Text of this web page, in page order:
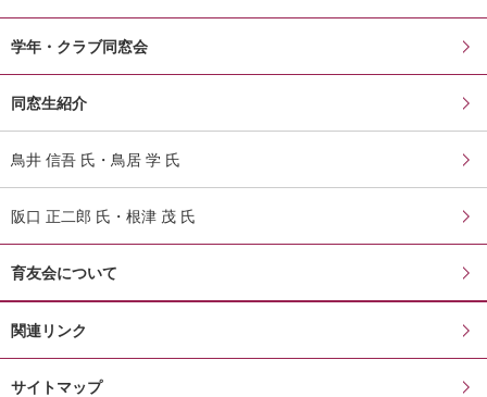
学年・クラブ同窓会
同窓生紹介
鳥井 信吾 氏・鳥居 学 氏
阪口 正二郎 氏・根津 茂 氏
育友会について
関連リンク
サイトマップ